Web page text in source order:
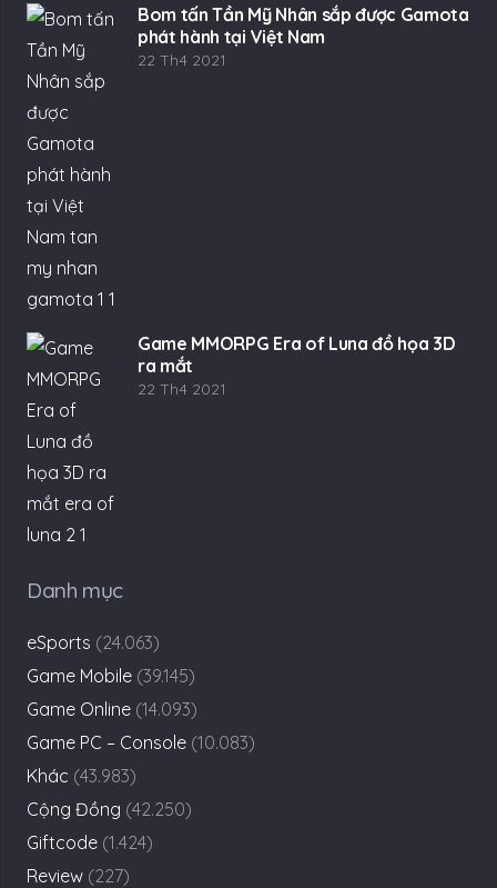
Bom tấn Tần Mỹ Nhân sắp được Gamota
phát hành tại Việt Nam
22 Th4 2021
Game MMORPG Era of Luna đồ họa 3D
ra mắt
22 Th4 2021
Danh mục
eSports (24.063)
Game Mobile (39.145)
Game Online (14.093)
Game PC – Console (10.083)
Khác (43.983)
Cộng Đồng (42.250)
Giftcode (1.424)
Review (227)